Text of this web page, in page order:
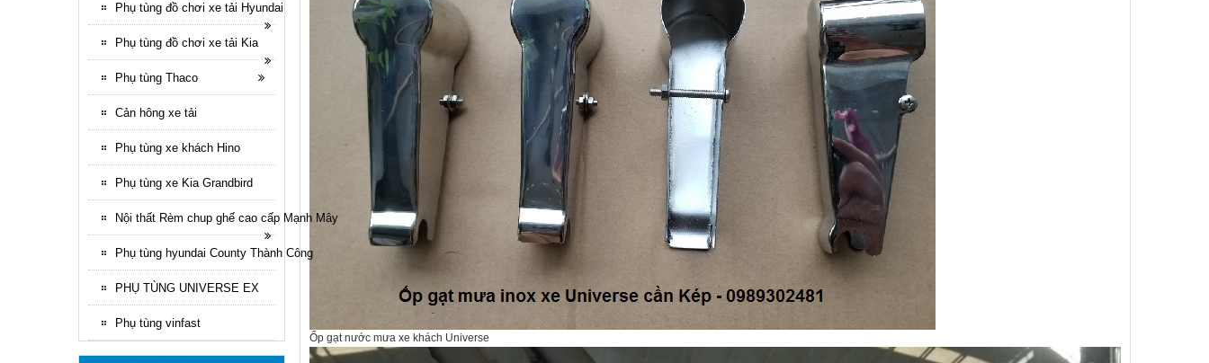
Ốp gạt nước mưa xe khách Universe
Phụ tùng đồ chơi xe tải Hyundai
Phụ tùng đồ chơi xe tải Kia
Phụ tùng Thaco
Cản hông xe tải
Phụ tùng xe khách Hino
Phụ tùng xe Kia Grandbird
Nội thất Rèm chup ghế cao cấp Mạnh Mây
Phụ tùng hyundai County Thành Công
PHỤ TÙNG UNIVERSE EX
Phụ tùng vinfast